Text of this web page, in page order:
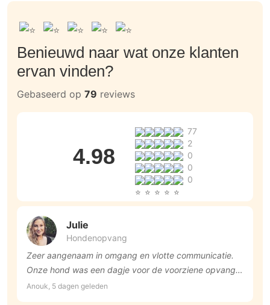
Benieuwd naar wat onze klanten
ervan vinden?
Gebaseerd op 79 reviews
4.98
77
2
0
0
0
Julie
Hondenopvang
Zeer aangenaam in omgang en vlotte communicatie.
Onze hond was een dagje voor de voorziene opvang
ziek geworden, maar dit was geen probleem voor
Anouk, 5 dagen geleden